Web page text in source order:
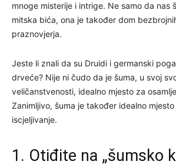
mnoge misterije i intrige. Ne samo da nas
mitska bića, ona je također dom
praznovjerja.
Jeste li znali da su Druidi i germanski
drveće? Nije ni čudo da je šuma, u svoj
veličanstvenosti, idealno mjesto za
Zanimljivo, šuma je također idealno
iscjeljivanje.
1. Otiđite na „šumsko